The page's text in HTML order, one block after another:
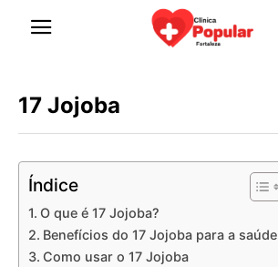
17 Jojoba
Índice
O que é 17 Jojoba?
Benefícios do 17 Jojoba para a saúde
Como usar o 17 Jojoba